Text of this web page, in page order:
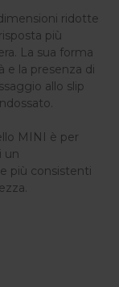
ridotte
più
La sua forma
e la presenza di
allo slip
MINI è per
un
più consistenti